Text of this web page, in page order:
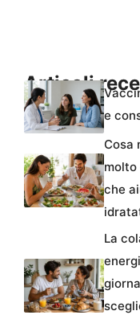
Articoli
e
Cosa
molto
che
La